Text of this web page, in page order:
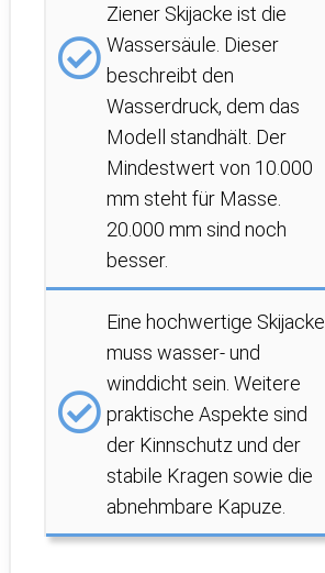
Ziener Skijacke ist die
Wassersäule. Dieser
beschreibt den
Wasserdruck, dem das
Modell standhält. Der
Mindestwert von 10.000
mm steht für Masse.
20.000 mm sind noch
besser.
Eine hochwertige Skijacke
muss wasser- und
winddicht sein. Weitere
praktische Aspekte sind
der Kinnschutz und der
stabile Kragen sowie die
abnehmbare Kapuze.